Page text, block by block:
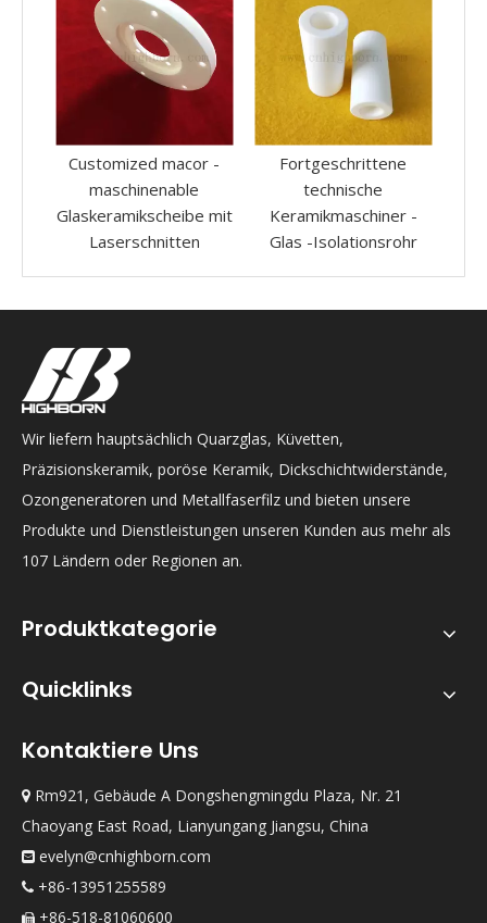
Fortgeschrittene
technische
Keramikmaschiner -
Glas -Isolationsrohr
Einfach verarbeitete
maschinelle
Glaskeramik -Macor -
Hülle mit Flansch
Wir liefern hauptsächlich Quarzglas, Küvetten,
Präzisionskeramik, poröse Keramik, Dickschichtwiderstände,
Ozongeneratoren und Metallfaserfilz und bieten unsere
Produkte und Dienstleistungen unseren Kunden aus mehr als
107 Ländern oder Regionen an.
Produktkategorie
Quicklinks
Kontaktiere Uns
 Rm921, Gebäude A Dongshengmingdu Plaza, Nr. 21
Chaoyang East Road, Lianyungang Jiangsu, China
 evelyn@cnhighborn.com
 +86-13951255589
 +86-518-81060600